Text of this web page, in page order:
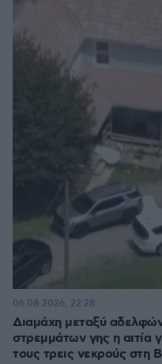
Διαμάχη μεταξύ
στρεμμάτων γης η αιτία
τους τρεις νεκρούς στη
06.08.2026, 22:28